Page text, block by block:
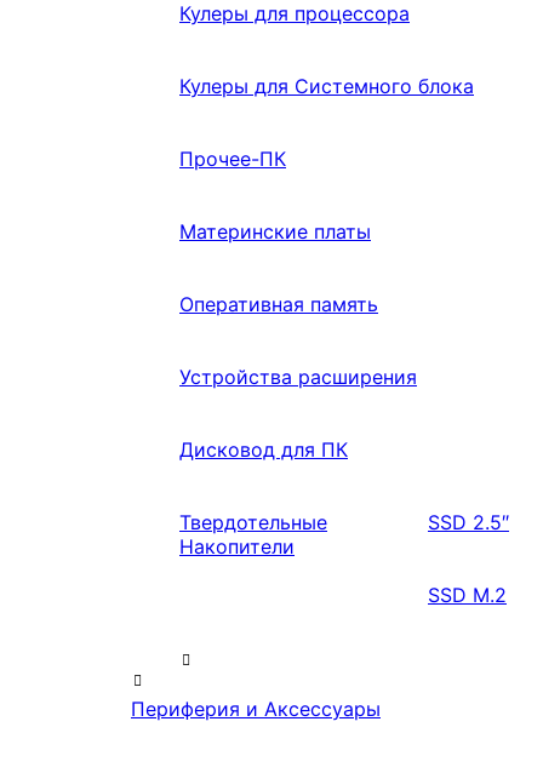
Кулеры для процессора
Кулеры для Системного блока
Прочее-ПК
Материнские платы
Оперативная память
Устройства расширения
Дисковод для ПК
Твердотельные
Накопители
SSD 2.5″
SSD M.2
Периферия и Аксессуары